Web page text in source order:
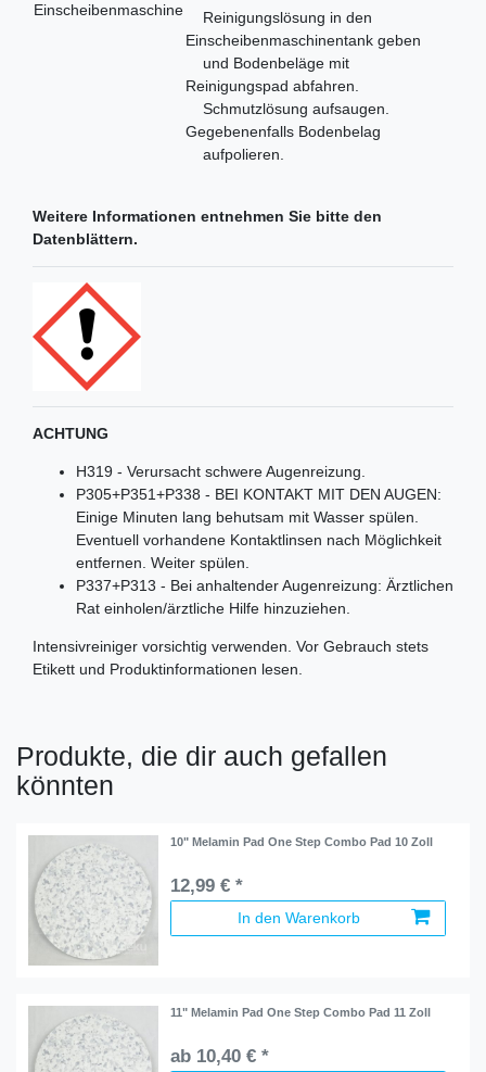
Einscheibenmaschine
Reinigungslösung in den
Einscheibenmaschinentank geben
und Bodenbeläge mit
Reinigungspad abfahren.
Schmutzlösung aufsaugen.
Gegebenenfalls Bodenbelag
aufpolieren.
Weitere Informationen entnehmen Sie bitte den
Datenblättern.
ACHTUNG
H319 - Verursacht schwere Augenreizung.
P305+P351+P338 - BEI KONTAKT MIT DEN AUGEN:
Einige Minuten lang behutsam mit Wasser spülen.
Eventuell vorhandene Kontaktlinsen nach Möglichkeit
entfernen. Weiter spülen.
P337+P313 - Bei anhaltender Augenreizung: Ärztlichen
Rat einholen/ärztliche Hilfe hinzuziehen.
Intensivreiniger vorsichtig verwenden. Vor Gebrauch stets
Etikett und Produktinformationen lesen.
Produkte, die dir auch gefallen
könnten
10" Melamin Pad One Step Combo Pad 10 Zoll
12,99 € *
In den Warenkorb
11" Melamin Pad One Step Combo Pad 11 Zoll
ab 10,40 € *